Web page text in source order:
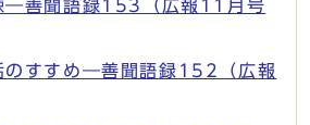
―善聞語録153（広報11月号
のすすめ―善聞語録152（広報